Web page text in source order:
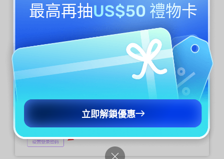
您可以在首次註冊或登入UPDF帳號時設定密
碼，如果您不喜歡使用驗證碼登錄，可以設定登
錄密碼。
最高再抽US$50 禮物卡
立即解鎖優惠